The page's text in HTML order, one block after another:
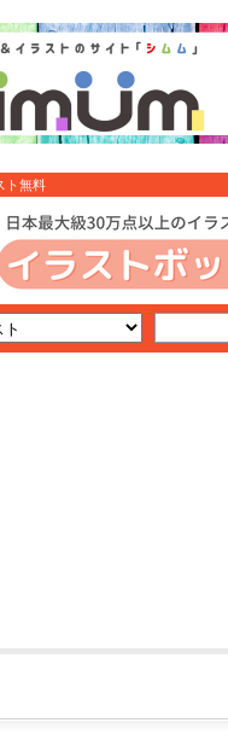
ト無料